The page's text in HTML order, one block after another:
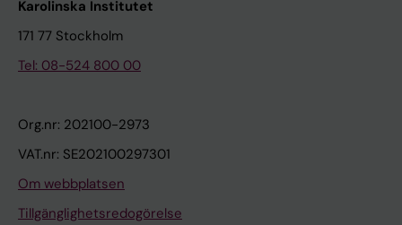
Karolinska Institutet
171 77 Stockholm
Tel: 08-524 800 00
Org.nr: 202100-2973
VAT.nr: SE202100297301
Om webbplatsen
Tillgänglighetsredogörelse